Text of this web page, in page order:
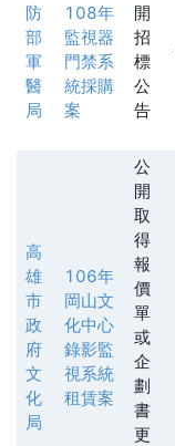
防
部
軍
醫
局
108年
監視器
門禁系
統採購
案
開
招
標
公
告
高
雄
市
政
府
文
化
局
106年
岡山文
化中心
錄影監
視系統
租賃案
公
開
取
得
報
價
單
或
企
劃
書
更